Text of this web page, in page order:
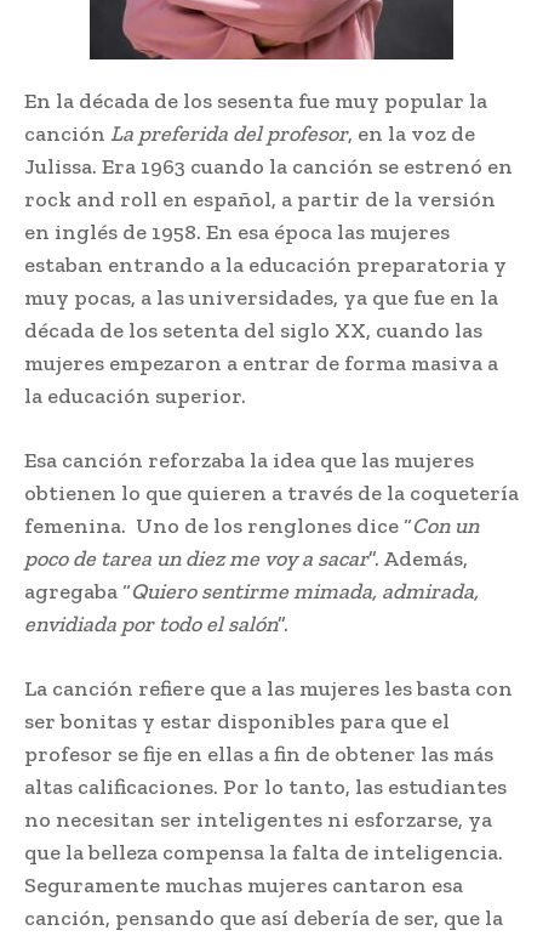
En la década de los sesenta fue muy popular la
canción La preferida del profesor, en la voz de
Julissa. Era 1963 cuando la canción se estrenó en
rock and roll en español, a partir de la versión
en inglés de 1958. En esa época las mujeres
estaban entrando a la educación preparatoria y
muy pocas, a las universidades, ya que fue en la
década de los setenta del siglo XX, cuando las
mujeres empezaron a entrar de forma masiva a
la educación superior.
Esa canción reforzaba la idea que las mujeres
obtienen lo que quieren a través de la coquetería
femenina. Uno de los renglones dice “Con un
poco de tarea un diez me voy a sacar”. Además,
agregaba “Quiero sentirme mimada, admirada,
envidiada por todo el salón”.
La canción refiere que a las mujeres les basta con
ser bonitas y estar disponibles para que el
profesor se fije en ellas a fin de obtener las más
altas calificaciones. Por lo tanto, las estudiantes
no necesitan ser inteligentes ni esforzarse, ya
que la belleza compensa la falta de inteligencia.
Seguramente muchas mujeres cantaron esa
canción, pensando que así debería de ser, que la